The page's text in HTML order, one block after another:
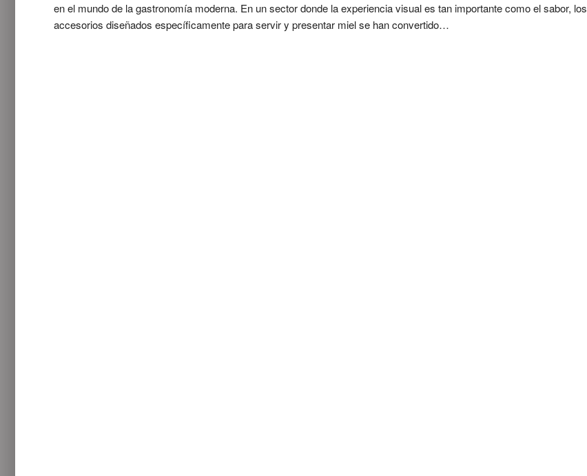
en el mundo de la gastronomía moderna. En un sector donde la experiencia visual es tan importante como el sabor, los
accesorios diseñados específicamente para servir y presentar miel se han convertido…